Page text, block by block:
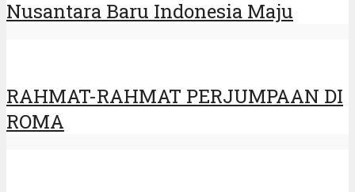
Nusantara Baru Indonesia Maju
RAHMAT-RAHMAT PERJUMPAAN DI
ROMA